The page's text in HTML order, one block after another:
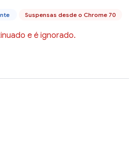
Suspensas desde o Chrome 70
e é ignorado.